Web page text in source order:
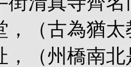
，（古為猶
，（州橋南